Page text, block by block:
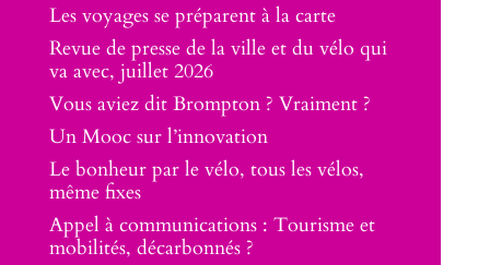
Les voyages se préparent à la carte
Revue de presse de la ville et du vélo qui
va avec, juillet 2026
Vous aviez dit Brompton ? Vraiment ?
Un Mooc sur l’innovation
Le bonheur par le vélo, tous les vélos,
même fixes
Appel à communications : Tourisme et
mobilités, décarbonnés ?